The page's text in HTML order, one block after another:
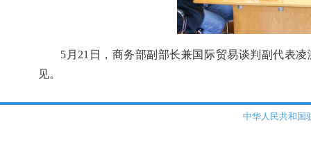
5月21日，商务部副部长兼国际贸易谈判副代表
见。
中华人民共和国